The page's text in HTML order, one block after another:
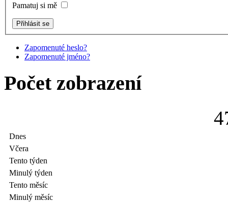
Pamatuj si mě
Zapomenuté heslo?
Zapomenuté jméno?
Počet zobrazení
4
Dnes
Včera
Tento týden
Minulý týden
Tento měsíc
Minulý měsíc